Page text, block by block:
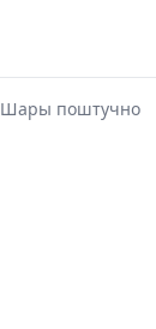
Шары поштучно